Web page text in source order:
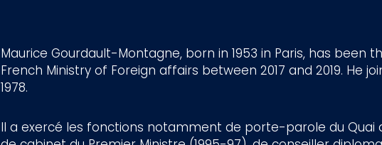
Maurice Gourdault-Montagne, born in 1953 in Paris, has been
French Ministry of Foreign affairs between 2017 and 2019. He
1978.
Il a exercé les fonctions notamment de porte-parole du Quai